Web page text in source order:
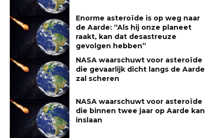
Enorme asteroïde is op weg naar
de Aarde: “Als hij onze planeet
raakt, kan dat desastreuze
gevolgen hebben”
NASA waarschuwt voor asteroïde
die gevaarlijk dicht langs de Aarde
zal scheren
NASA waarschuwt voor asteroïde
die binnen twee jaar op Aarde kan
inslaan